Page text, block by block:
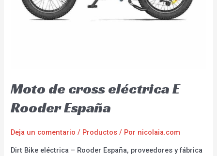
Moto de cross eléctrica E
Rooder España
Deja un comentario / Productos / Por nicolaia.com
Dirt Bike eléctrica – Rooder España, proveedores y fábrica